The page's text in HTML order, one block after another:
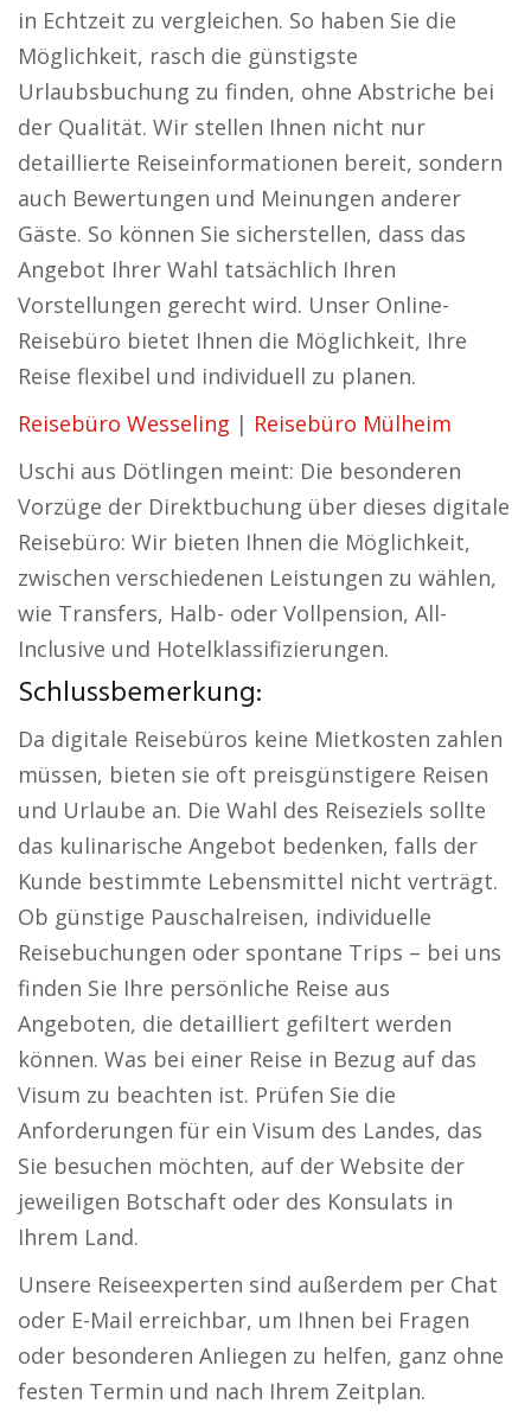
in Echtzeit zu vergleichen. So haben Sie die
Möglichkeit, rasch die günstigste
Urlaubsbuchung zu finden, ohne Abstriche bei
der Qualität. Wir stellen Ihnen nicht nur
detaillierte Reiseinformationen bereit, sondern
auch Bewertungen und Meinungen anderer
Gäste. So können Sie sicherstellen, dass das
Angebot Ihrer Wahl tatsächlich Ihren
Vorstellungen gerecht wird. Unser Online-
Reisebüro bietet Ihnen die Möglichkeit, Ihre
Reise flexibel und individuell zu planen.
Reisebüro Wesseling | Reisebüro Mülheim
Uschi aus Dötlingen meint: Die besonderen
Vorzüge der Direktbuchung über dieses digitale
Reisebüro: Wir bieten Ihnen die Möglichkeit,
zwischen verschiedenen Leistungen zu wählen,
wie Transfers, Halb- oder Vollpension, All-
Inclusive und Hotelklassifizierungen.
Schlussbemerkung:
Da digitale Reisebüros keine Mietkosten zahlen
müssen, bieten sie oft preisgünstigere Reisen
und Urlaube an. Die Wahl des Reiseziels sollte
das kulinarische Angebot bedenken, falls der
Kunde bestimmte Lebensmittel nicht verträgt.
Ob günstige Pauschalreisen, individuelle
Reisebuchungen oder spontane Trips – bei uns
finden Sie Ihre persönliche Reise aus
Angeboten, die detailliert gefiltert werden
können. Was bei einer Reise in Bezug auf das
Visum zu beachten ist. Prüfen Sie die
Anforderungen für ein Visum des Landes, das
Sie besuchen möchten, auf der Website der
jeweiligen Botschaft oder des Konsulats in
Ihrem Land.
Unsere Reiseexperten sind außerdem per Chat
oder E-Mail erreichbar, um Ihnen bei Fragen
oder besonderen Anliegen zu helfen, ganz ohne
festen Termin und nach Ihrem Zeitplan.